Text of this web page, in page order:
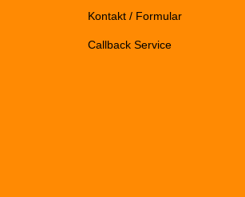
Kontakt / Formular
Callback Service